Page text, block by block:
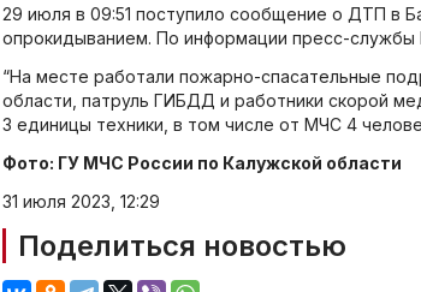
29 июля в 09:51 поступило сообщение о ДТП в
опрокидыванием. По информации пресс-
“На месте работали пожарно-спасательные
области, патруль ГИБДД и работники скорой
3 единицы техники, в том числе от МЧС 4
Фото: ГУ МЧС России по Калужской области
31 июля 2023, 12:29
Поделиться новостью